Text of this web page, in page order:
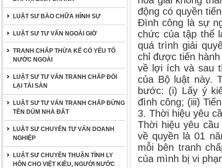
LUẬT SƯ BÀO CHỮA HÌNH SỰ
LUẬT SƯ TƯ VẤN NGOÀI GIỜ
TRANH CHẤP THỪA KẾ CÓ YẾU TỐ
NƯỚC NGOÀI
LUẬT SƯ TƯ VẤN TRANH CHẤP ĐÒI
LẠI TÀI SẢN
LUẬT SƯ TƯ VẤN TRANH CHẤP ĐỨNG
TÊN DÙM NHÀ ĐẤT
LUẬT SƯ CHUYÊN TƯ VẤN DOANH
NGHIỆP
LUẬT SƯ CHUYÊN THUẬN TÌNH LY
HÔN CHO VIỆT KIỀU, NGƯỜI NƯỚC
động có quyền
Đình công là sự
chức của tập thể
quá trình giải
chỉ được tiến
về lợi ích và sau
của Bộ luật này.
bước: (i) Lấy ý
đình công; (iii)
3. Thời hiệu yêu
Thời hiệu yêu
về quyền là 01
mỗi bên tranh
của mình bị vi